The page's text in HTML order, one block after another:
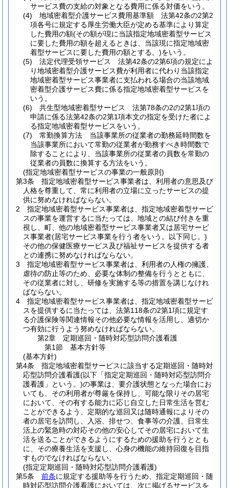
サービス費の支給の対象となる費用に係る対価をいう。
(4)
地域密着型介護サービス費用基準額 法第42条の2第2
項各号に規定する厚生労働大臣が定める基準により算定
した費用の額(その額が現に当該指定地域密着型サービス
に要した費用の額を超えるときは、当該現に指定地域密
着型サービスに要した費用の額とする。)をいう。
(5)
法定代理受領サービス 法第42条の2第6項の規定によ
り地域密着型介護サービス費が利用者に代わり当該指定
地域密着型サービス事業者に支払われる場合の当該地域
密着型介護サービス費に係る指定地域密着型サービスを
いう。
(6)
共生型地域密着型サービス 法第78条の2の2第1項の
申請に係る法第42条の2第1項本文の指定を受けた者によ
る指定地域密着型サービスをいう。
(7)
常勤換算方法 当該事業所の従業者の勤務延時間数を
当該事業所において常勤の従業者が勤務すべき時間数で
除することにより、当該事業所の従業者の員数を常勤の
従業者の員数に換算する方法をいう。
(指定地域密着型サービスの事業の一般原則)
第3条
指定地域密着型サービス事業者は、利用者の意思及び
人格を尊重して、常に利用者の立場に立ったサービスの提
供に努めなければならない。
2
指定地域密着型サービス事業者は、指定地域密着型サービ
スの事業を運営するに当たっては、地域との結び付きを重
視し、町、他の地域密着型サービス事業者又は居宅サービ
ス事業者(居宅サービス事業を行う者をいう。以下同じ。)
その他の保健医療サービス及び福祉サービスを提供する者
との連携に努めなければならない。
3
指定地域密着型サービス事業者は、利用者の人権の擁護、
虐待の防止等のため、必要な体制の整備を行うとともに、
その従業者に対し、研修を実施する等の措置を講じなけれ
ばならない。
4
指定地域密着型サービス事業者は、指定地域密着型サービ
スを提供するに当たっては、法第118条の2第1項に規定す
る介護保険等関連情報その他必要な情報を活用し、適切か
つ有効に行うよう努めなければならない。
第2章
定期巡回・随時対応型訪問介護看護
第1節
基本方針等
(基本方針)
第4条
指定地域密着型サービスに該当する定期巡回・随時対
応型訪問介護看護(以下「指定定期巡回・随時対応型訪問介
護看護」という。)の事業は、要介護状態となった場合にお
いても、その利用者が尊厳を保持し、可能な限りその居宅
において、その有する能力に応じ自立した日常生活を営む
ことができるよう、定期的な巡回又は随時通報によりその
者の居宅を訪問し、入浴、排せつ、食事等の介護、日常生
活上の緊急時の対応その他の安心してその居宅において生
活を送ることができるようにするための援助を行うととも
に、その療養生活を支援し、心身の機能の維持回復を目指
すものでなければならない。
(指定定期巡回・随時対応型訪問介護看護)
第5条
前条に規定する援助等を行うため、指定定期巡回・随
時対応型訪問介護看護においては、次に掲げるサービスを